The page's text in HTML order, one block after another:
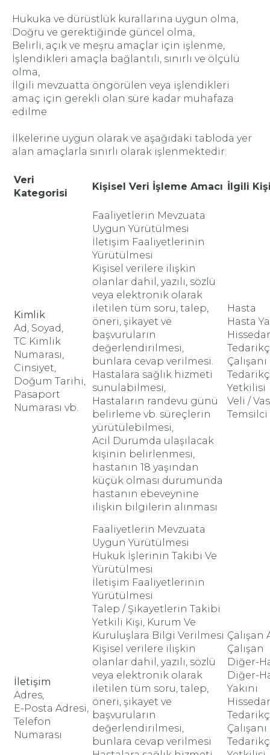
Hukuka ve dürüstlük kurallarına uygun olma,
Doğru ve gerektiğinde güncel olma,
Belirli, açık ve meşru amaçlar için işlenme,
İşlendikleri amaçla bağlantılı, sınırlı ve ölçülü
olma,
İlgili mevzuatta öngörülen veya işlendikleri
amaç için gerekli olan süre kadar muhafaza
edilme
İlkelerine uygun olarak ve aşağıdaki tabloda yer
alan amaçlarla sınırlı olarak işlenmektedir.
Veri
Kategorisi
Kişisel Veri İşleme Amacı İlgili
Kimlik
Ad, Soyad,
TC Kimlik
Numarası,
Cinsiyet,
Doğum Tarihi,
Pasaport
Numarası vb.
Faaliyetlerin Mevzuata
Uygun Yürütülmesi
İletişim Faaliyetlerinin
Yürütülmesi
Kişisel verilere ilişkin
olanlar dahil, yazılı, sözlü
veya elektronik olarak
iletilen tüm soru, talep,
öneri, şikayet ve
başvuruların
değerlendirilmesi,
bunlara cevap verilmesi.
Hastalara sağlık hizmeti
sunulabilmesi,
Hastaların randevu günü
belirleme vb. süreçlerin
yürütülebilmesi,
Acil Durumda ulaşılacak
kişinin belirlenmesi,
hastanın 18 yaşından
küçük olması durumunda
hastanın ebeveynine
ilişkin bilgilerin alınması
Hasta
Hasta
Çalışanı
Yetkilisi
Veli /
Temsilci
İletişim
Adres,
E-Posta Adresi,
Telefon
Numarası
Faaliyetlerin Mevzuata
Uygun Yürütülmesi
Hukuk İşlerinin Takibi Ve
Yürütülmesi
İletişim Faaliyetlerinin
Yürütülmesi
Talep / Şikayetlerin Takibi
Yetkili Kişi, Kurum Ve
Kuruluşlara Bilgi Verilmesi
Kişisel verilere ilişkin
olanlar dahil, yazılı, sözlü
veya elektronik olarak
iletilen tüm soru, talep,
öneri, şikayet ve
başvuruların
değerlendirilmesi,
bunlara cevap verilmesi
Çalışan
Çalışan
Diğer-
Diğer-
Yakını
Çalışanı